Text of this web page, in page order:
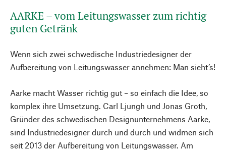
AARKE – vom Leitungswasser zum richtig
guten Getränk
Wenn sich zwei schwedische Industriedesigner der
Aufbereitung von Leitungswasser annehmen: Man sieht’s!
Aarke macht Wasser richtig gut – so einfach die Idee, so
komplex ihre Umsetzung. Carl Ljungh und Jonas Groth,
Gründer des schwedischen Designunternehmens Aarke,
sind Industriedesigner durch und durch und widmen sich
seit 2013 der Aufbereitung von Leitungswasser. Am